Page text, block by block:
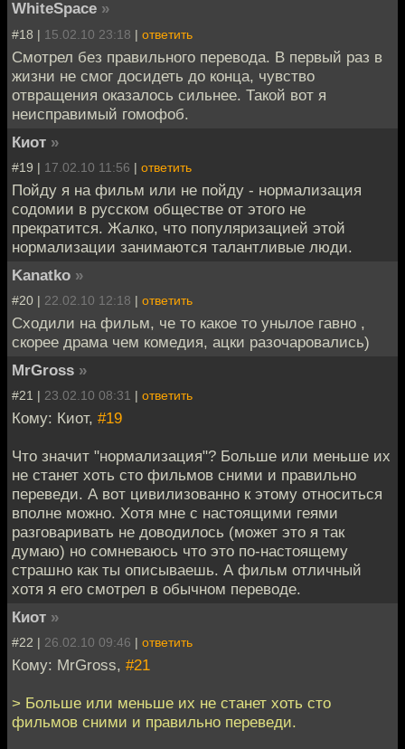
WhiteSpace »
#18 | 15.02.10 23:18 | ответить
Смотрел без правильного перевода. В первый раз в
жизни не смог досидеть до конца, чувство
отвращения оказалось сильнее. Такой вот я
неисправимый гомофоб.
Киот »
#19 | 17.02.10 11:56 | ответить
Пойду я на фильм или не пойду - нормализация
содомии в русском обществе от этого не
прекратится. Жалко, что популяризацией этой
нормализации занимаются талантливые люди.
Kanatko »
#20 | 22.02.10 12:18 | ответить
Сходили на фильм, че то какое то унылое гавно ,
скорее драма чем комедия, ацки разочаровались)
MrGross »
#21 | 23.02.10 08:31 | ответить
Кому: Киот, #19
Что значит "нормализация"? Больше или меньше их
не станет хоть сто фильмов сними и правильно
переведи. А вот цивилизованно к этому относиться
вполне можно. Хотя мне с настоящими геями
разговаривать не доводилось (может это я так
думаю) но сомневаюсь что это по-настоящему
страшно как ты описываешь. А фильм отличный
хотя я его смотрел в обычном переводе.
Киот »
#22 | 26.02.10 09:46 | ответить
Кому: MrGross, #21
> Больше или меньше их не станет хоть сто
фильмов сними и правильно переведи.